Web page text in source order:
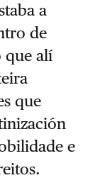
a
de
que alí
que
e